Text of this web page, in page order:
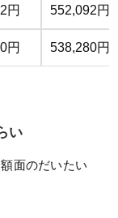
円 552,092円
円 538,280円
い
面のだいたい